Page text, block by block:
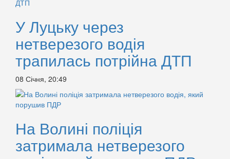
У Луцьку через
нетверезого водія
трапилась потрійна ДТП
08 Січня, 20:49
На Волині поліція
затримала нетверезого